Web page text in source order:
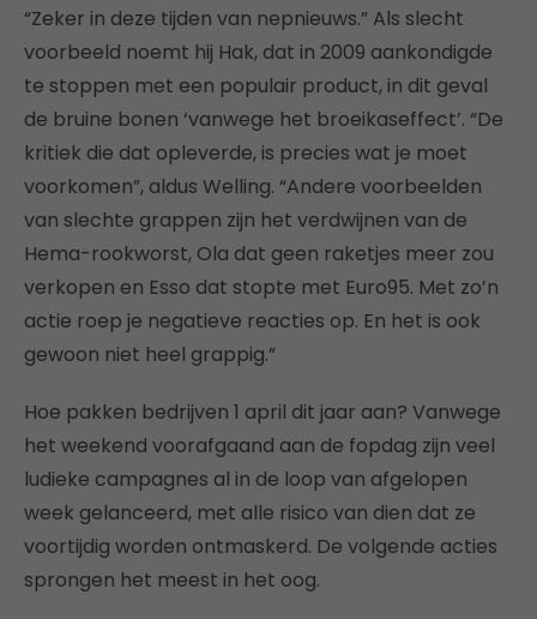
“Zeker in deze tijden van nepnieuws.” Als slecht
voorbeeld noemt hij Hak, dat in 2009 aankondigde
te stoppen met een populair product, in dit geval
de bruine bonen ‘vanwege het broeikaseffect’. “De
kritiek die dat opleverde, is precies wat je moet
voorkomen”, aldus Welling. “Andere voorbeelden
van slechte grappen zijn het verdwijnen van de
Hema-rookworst, Ola dat geen raketjes meer zou
verkopen en Esso dat stopte met Euro95. Met zo’n
actie roep je negatieve reacties op. En het is ook
gewoon niet heel grappig.”
Hoe pakken bedrijven 1 april dit jaar aan? Vanwege
het weekend voorafgaand aan de fopdag zijn veel
ludieke campagnes al in de loop van afgelopen
week gelanceerd, met alle risico van dien dat ze
voortijdig worden ontmaskerd. De volgende acties
sprongen het meest in het oog.